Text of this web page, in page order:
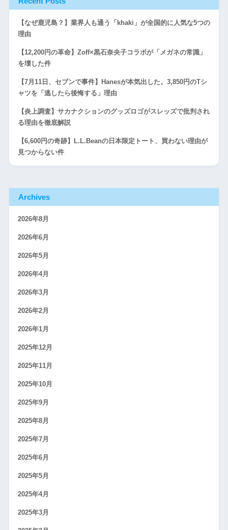
【なぜ鹿児島？】業界人も通う「khaki」が全国的に人気な5つの
理由
【12,200円の革命】Zoff×黒石奈央子コラボが「メガネの常識」
を壊した件
【7月11日、セブンで事件】Hanesが本気出した。3,850円のTシ
ャツを「逃したら後悔する」理由
【炎上調査】サカナクションのグッズロゴがスレッズで批判され
る理由を徹底解説
【6,600円の奇跡】L.L.Beanの日本限定トート、買わない理由が
見つからない件
Archives
2026年8月
2026年6月
2026年5月
2026年4月
2026年3月
2026年2月
2026年1月
2025年12月
2025年11月
2025年10月
2025年9月
2025年8月
2025年7月
2025年6月
2025年5月
2025年4月
2025年3月